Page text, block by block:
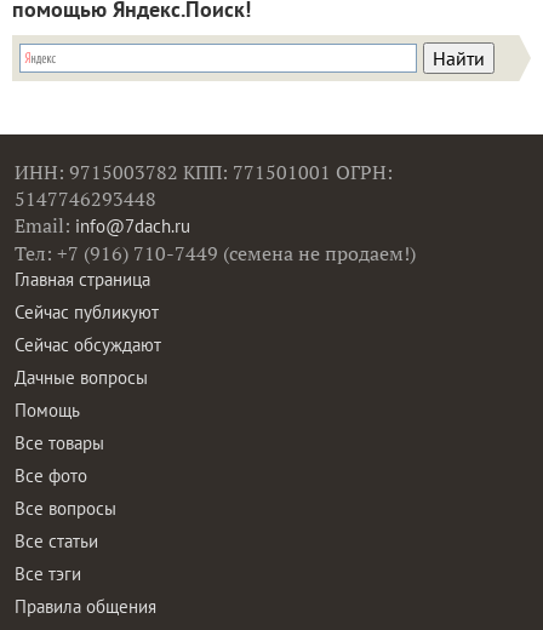
помощью Яндекс.Поиск!
ИНН: 9715003782 КПП: 771501001 ОГРН:
5147746293448
Email: info@7dach.ru
Тел: +7 (916) 710-7449 (семена не продаем!)
Главная страница
Сейчас публикуют
Сейчас обсуждают
Дачные вопросы
Помощь
Все товары
Все фото
Все вопросы
Все статьи
Все тэги
Правила общения